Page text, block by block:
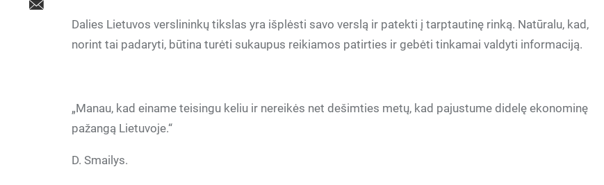
Dalies Lietuvos verslininkų tikslas yra išplėsti savo verslą ir patekti į tarptautinę rinką. Natūralu, kad,
norint tai padaryti, būtina turėti sukaupus reikiamos patirties ir gebėti tinkamai valdyti informaciją.
„Manau, kad einame teisingu keliu ir nereikės net dešimties metų, kad pajustume didelę ekonominę
pažangą Lietuvoje.“
D. Smailys.